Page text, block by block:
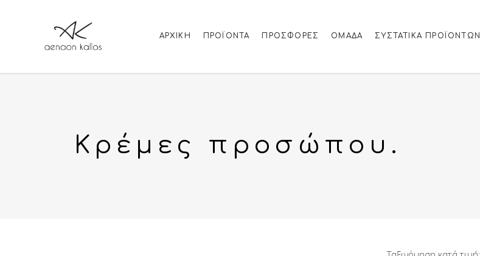
ΑΡΧΙΚΉ ΠΡΟΪΌΝΤΑ ΠΡΟΣΦΟΡΈΣ ΟΜΑΔΑ ΣΥΣΤΑΤΙΚΆ ΠΡΟΪΌΝΤΩΝ
Κρέμες προσώπου.